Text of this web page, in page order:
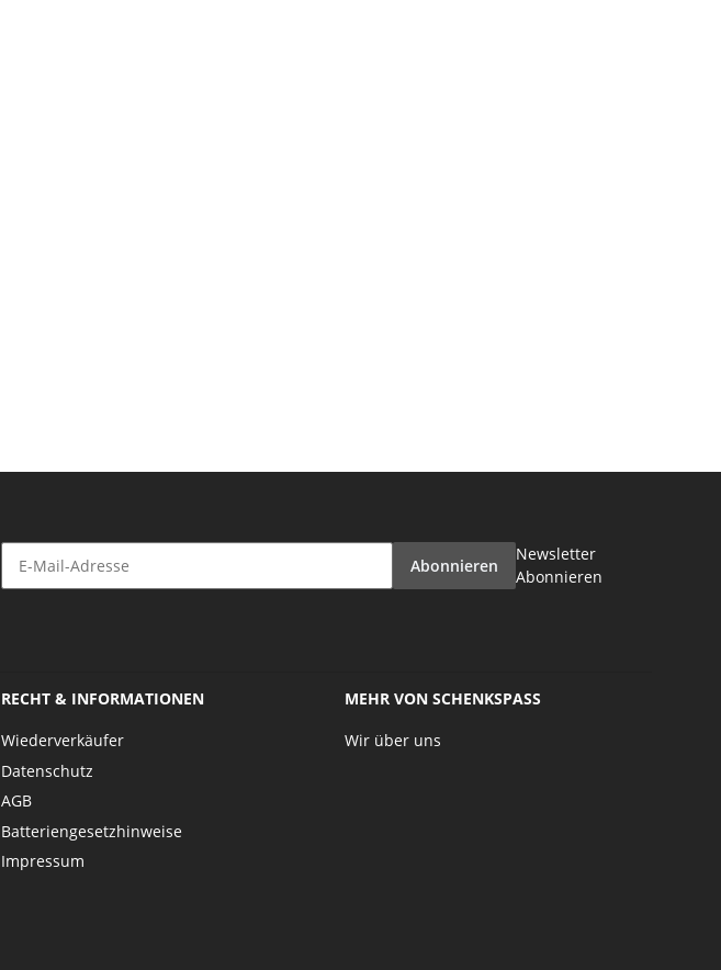
Abonnieren
Newsletter
Abonnieren
RECHT & INFORMATIONEN
Wiederverkäufer
Datenschutz
AGB
Batteriengesetzhinweise
Impressum
MEHR VON SCHENKSPASS
Wir über uns